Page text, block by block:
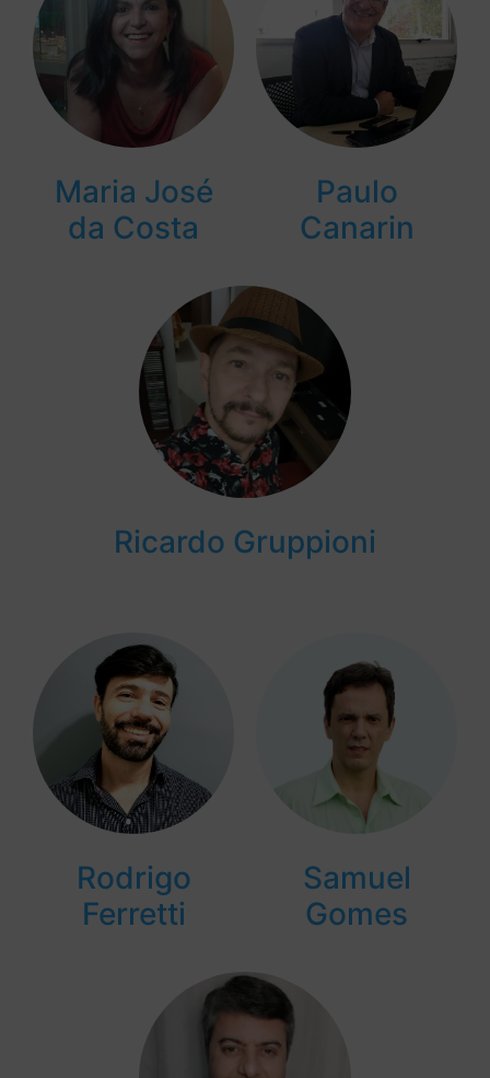
Maria José
da Costa
Paulo
Canarin
Ricardo Gruppioni
Rodrigo
Ferretti
Samuel
Gomes